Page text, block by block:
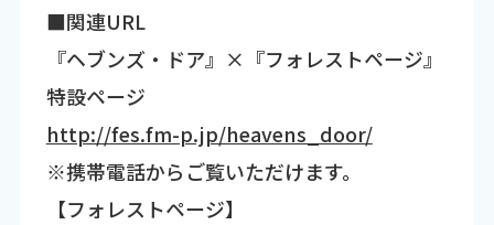
■関連URL
『ヘブンズ・ドア』×『フォレストページ』
特設ページ
http://fes.fm-p.jp/heavens_door/
※携帯電話からご覧いただけます。
【フォレストページ】